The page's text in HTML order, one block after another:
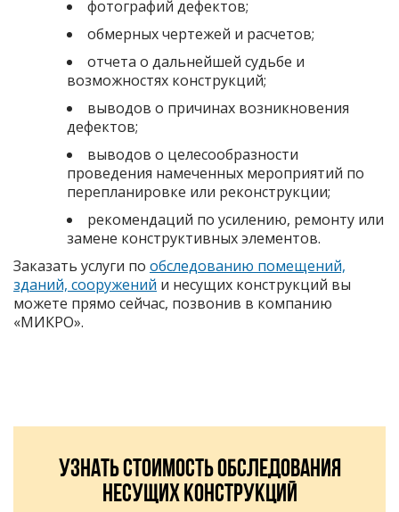
фотографий дефектов;
обмерных чертежей и расчетов;
отчета о дальнейшей судьбе и
возможностях конструкций;
выводов о причинах возникновения
дефектов;
выводов о целесообразности
проведения намеченных мероприятий по
перепланировке или реконструкции;
рекомендаций по усилению, ремонту или
замене конструктивных элементов.
Заказать услуги по обследованию помещений,
зданий, сооружений и несущих конструкций вы
можете прямо сейчас, позвонив в компанию
«МИКРО».
Узнать стоимость обследования
несущих конструкций